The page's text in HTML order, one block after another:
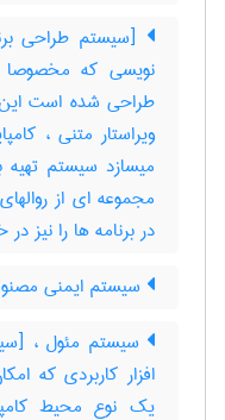
[سیستم طراحی
نویسی که مخصوصا
طراحی شده است این
ویراستار متنی ،
میسازد سیستم
مجموعه ای از
در برنامه ها را نیز
سیستم ایمنی
سیستم مئول ،
افزار کاربردی که
یک نوع محیط